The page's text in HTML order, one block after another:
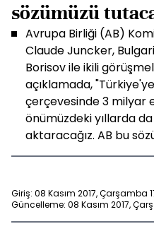
sözümüzü
Avrupa Birliği (AB)
Claude Juncker,
Borisov ile ikili
açıklamada,
çerçevesinde 3 milyar
önümüzdeki yıllarda
aktaracağız. AB bu
Giriş: 08 Kasım 2017, Çarşamba
Güncelleme: 08 Kasım 2017,